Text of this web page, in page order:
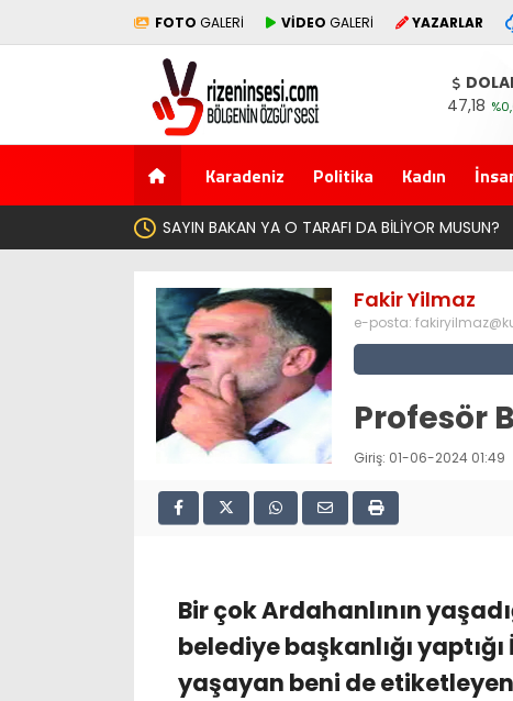
FOTO GALERİ VİDEO GALERİ YAZARLAR
47,18
Karadeniz Politika Kadın
Fakir Yilmaz
e-posta:
Profesör
Giriş: 01-06-2024 01:49
Bir çok Ardahanlının
belediye başkanlığı
yaşayan beni de